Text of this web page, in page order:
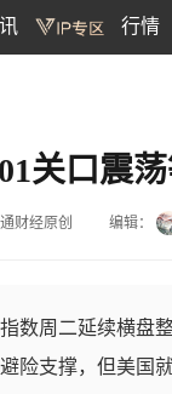
行情
关口震
财经原创 编辑：
数周二延续横盘
险支撑，但美国